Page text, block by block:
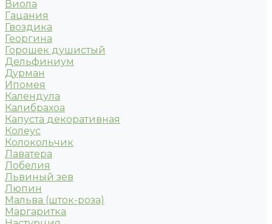
Виола
Гацания
Гвоздика
Георгина
Горошек душистый
Дельфиниум
Дурман
Ипомея
Календула
Калибрахоа
Капуста декоративная
Колеус
Колокольчик
Лаватера
Лобелия
Львиный зев
Люпин
Мальва (шток-роза)
Маргаритка